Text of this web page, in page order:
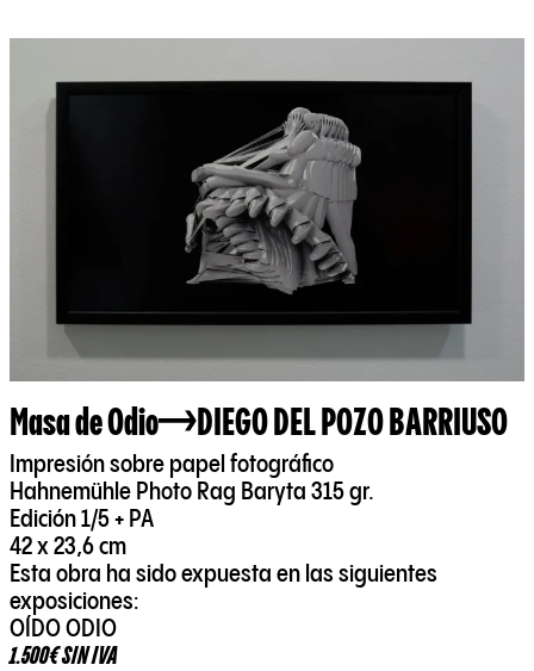
Masa de Odio DIEGO DEL POZO BARRIUSO
Impresión sobre papel fotográfico
Hahnemühle Photo Rag Baryta 315 gr.
Edición 1/5 + PA
42 x 23,6 cm
Esta obra ha sido expuesta en las siguientes
exposiciones:
OÍDO ODIO
1.500€ SIN IVA